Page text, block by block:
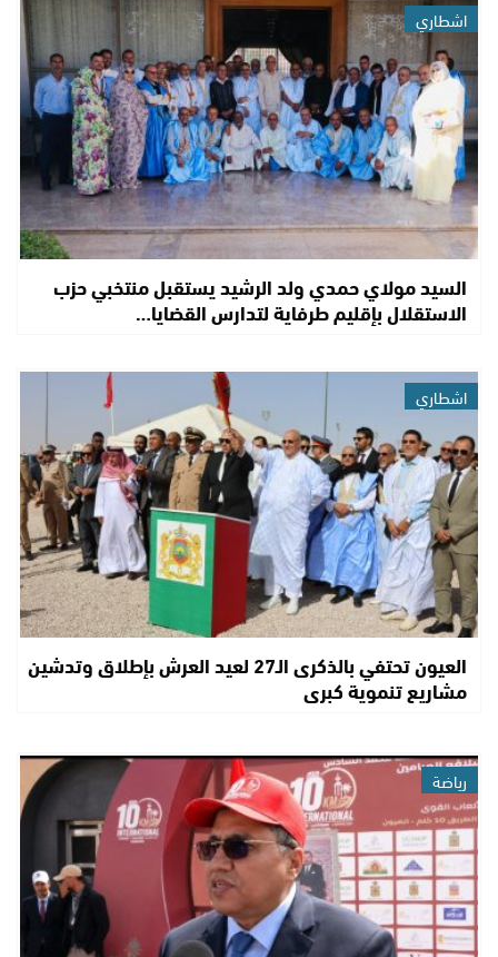
اشطاري
السيد مولاي حمدي ولد الرشيد يستقبل منتخبي حزب
الاستقلال بإقليم طرفاية لتدارس القضايا…
اشطاري
العيون تحتفي بالذكرى الـ27 لعيد العرش بإطلاق وتدشين
مشاريع تنموية كبرى
رياضة